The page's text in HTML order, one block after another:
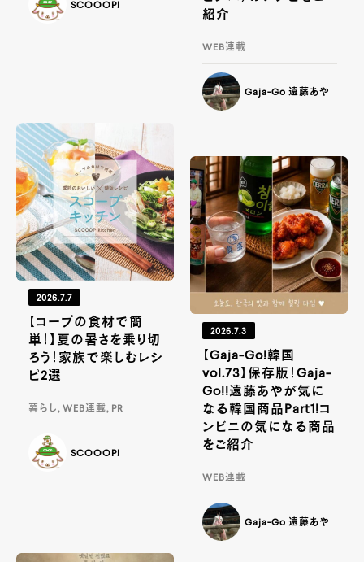
SCOOOP!
紹介
WEB連載
Gaja-Go 遠藤あや
2026.7.7
【コープの食材で簡
単！】夏の暑さを乗り切
ろう！家族で楽しむレシ
ピ2選
暮らし, WEB連載, PR
SCOOOP!
2026.7.3
【Gaja-Go!韓国
vol.73】保存版！Gaja-
Go!!遠藤あやが気に
なる韓国商品Part1!コ
ンビニの気になる商品
をご紹介
WEB連載
Gaja-Go 遠藤あや